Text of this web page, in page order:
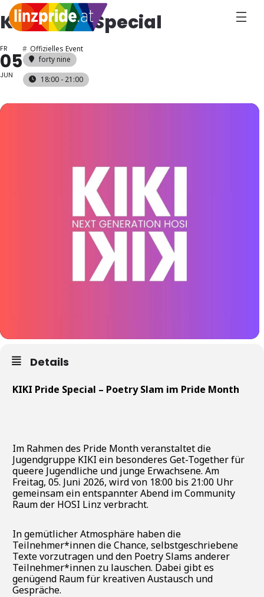
KIKI Pride Special
FR
05
JUN
# Offizielles Event
forty nine
18:00 - 21:00
Details
KIKI Pride Special – Poetry Slam im Pride Month
Im Rahmen des Pride Month veranstaltet die
Jugendgruppe KIKI ein besonderes Get-Together für
queere Jugendliche und junge Erwachsene. Am
Freitag, 05. Juni 2026, wird von 18:00 bis 21:00 Uhr
gemeinsam ein entspannter Abend im Community
Raum der HOSI Linz verbracht.
In gemütlicher Atmosphäre haben die
Teilnehmer*innen die Chance, selbstgeschriebene
Texte vorzutragen und den Poetry Slams anderer
Teilnehmer*innen zu lauschen. Dabei gibt es
genügend Raum für kreativen Austausch und
Gespräche.